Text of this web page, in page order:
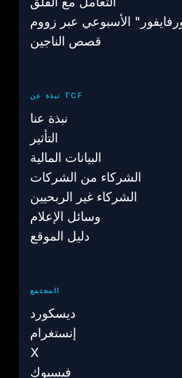
الأسبوعي عبر زووم
قصص الناجين
نبذة عن TCF
نبذة عنا
التأثير
البيانات المالية
الشركاء من الشركات
الشركاء غير الربحيين
وسائل الإعلام
دليل الموقع
المجتمع
ديسكورد
إنستغرام
X
فيسبوك